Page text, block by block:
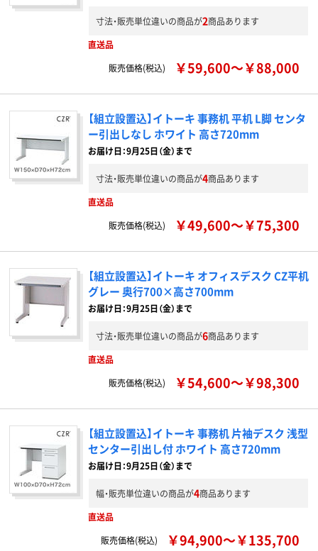
寸法・販売単位違いの商品が2商品あります
直送品
販売価格(税込)
￥59,600～￥88,000
【組立設置込】イトーキ 事務机 平机 L脚 センタ
ー引出しなし ホワイト 高さ720mm
お届け日：9月25日（金）まで
寸法・販売単位違いの商品が4商品あります
直送品
販売価格(税込)
￥49,600～￥75,300
【組立設置込】イトーキ オフィスデスク CZ平机
グレー 奥行700×高さ700mm
お届け日：9月25日（金）まで
寸法・販売単位違いの商品が6商品あります
直送品
販売価格(税込)
￥54,600～￥98,300
【組立設置込】イトーキ 事務机 片袖デスク 浅型
センター引出し付 ホワイト 高さ720mm
お届け日：9月25日（金）まで
幅・販売単位違いの商品が4商品あります
直送品
販売価格(税込)
￥94,900～￥135,700